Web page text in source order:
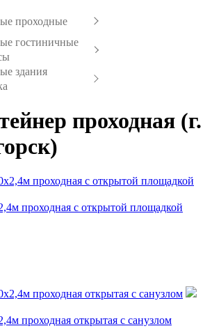
проходные
гостиничные
здания
проходная (г.
проходная с открытой площадкой
проходная открытая с санузлом